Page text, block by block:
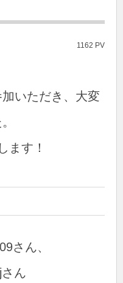
1162 PV
いただき、大変
ます！
さん、
ん